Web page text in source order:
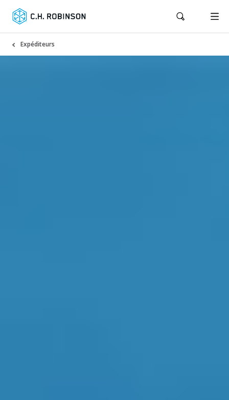
Expéditeurs